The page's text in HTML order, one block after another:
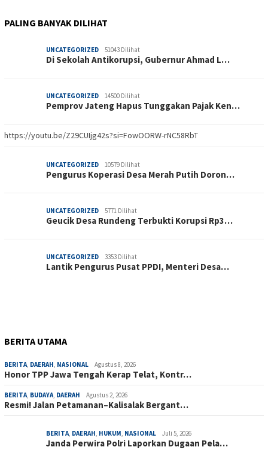
PALING BANYAK DILIHAT
UNCATEGORIZED 51043 Dilihat
Di Sekolah Antikorupsi, Gubernur Ahmad L…
UNCATEGORIZED 14500 Dilihat
Pemprov Jateng Hapus Tunggakan Pajak Ken…
https://youtu.be/Z29CUIjg42s?si=FowOORW-rNC58RbT
UNCATEGORIZED 10579 Dilihat
Pengurus Koperasi Desa Merah Putih Doron…
UNCATEGORIZED 5771 Dilihat
Geucik Desa Rundeng Terbukti Korupsi Rp3…
UNCATEGORIZED 3353 Dilihat
Lantik Pengurus Pusat PPDI, Menteri Desa…
BERITA UTAMA
BERITA DAERAH NASIONAL Agustus 8, 2026
Honor TPP Jawa Tengah Kerap Telat, Kontr…
BERITA BUDAYA DAERAH Agustus 2, 2026
Resmi! Jalan Petamanan–Kalisalak Bergant…
BERITA DAERAH HUKUM NASIONAL Juli 5, 2026
Janda Perwira Polri Laporkan Dugaan Pela…